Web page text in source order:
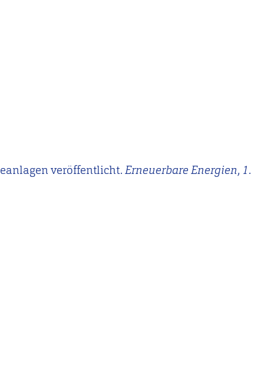
veröffentlicht.Erneuerbare Energien, 1.